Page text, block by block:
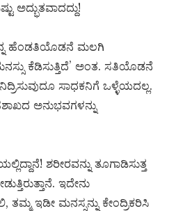
ಅದ್ಭುತವಾದದ್ದು!
ಹೆಂಡತಿಯೊಡನೆ ಮಲಗಿ
ಕೆಡಿಸುತ್ತಿದೆ’ ಅಂತ. ಸತಿಯೊಡನೆ
ಸಾಧಕನಿಗೆ ಒಳ್ಳೆಯದಲ್ಲ.
ಅನುಭವಗಳನ್ನು
ಶರೀರವನ್ನು ತೂಗಾಡಿಸುತ್ತ
ಇದೇನು
ಇಡೀ ಮನಸ್ಸನ್ನು ಕೇಂದ್ರಿಕರಿಸಿ